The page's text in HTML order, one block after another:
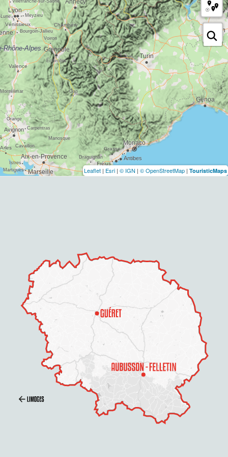
Leaflet | Esri | © IGN | © OpenStreetMap | TouristicMaps